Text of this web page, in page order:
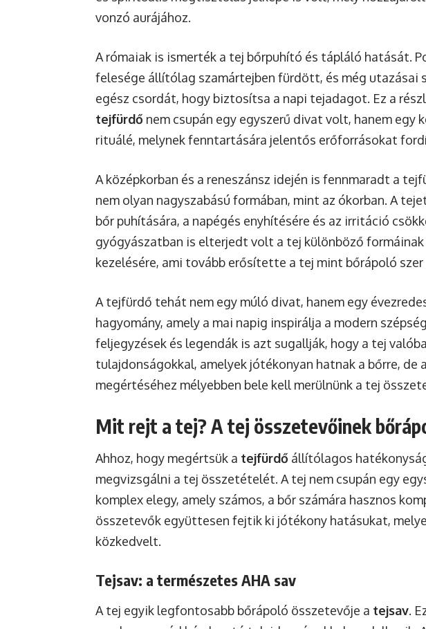
vonzó aurájához.
A rómaiak is ismerték a tej bőrpuhító és tápláló hatását.
felesége állítólag szamártejben fürdött, és még utazásai
egész csordát, hogy biztosítsa a napi tejadagot. Ez a
tejfürdő nem csupán egy egyszerű divat volt, hanem egy
rituálé, melynek fenntartására jelentős erőforrásokat
A középkorban és a reneszánsz idején is fennmaradt a
nem olyan nagyszabású formában, mint az ókorban. A
bőr puhítására, a napégés enyhítésére és az irritáció
gyógyászatban is elterjedt volt a tej különböző
kezelésére, ami tovább erősítette a tej mint bőrápoló szer
A tejfürdő tehát nem egy múló divat, hanem egy
hagyomány, amely a mai napig inspirálja a modern
feljegyzések és legendák is azt sugallják, hogy a tej
tulajdonságokkal, amelyek jótékonyan hatnak a bőrre, de
megértéséhez mélyebben bele kell merülnünk a tej
Mit rejt a tej? A tej összetevőinek
Ahhoz, hogy megértsük a tejfürdő állítólagos
megvizsgálni a tej összetételét. A tej nem csupán egy
komplex elegy, amely számos, a bőr számára hasznos
összetevők együttesen fejtik ki jótékony hatásukat,
közkedvelt.
Tejsav: a természetes AHA sav
A tej egyik legfontosabb bőrápoló összetevője a tejsav.